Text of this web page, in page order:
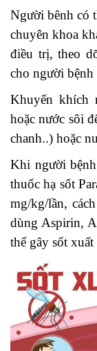
Người bênh có
chuyên khoa
điều trị, theo
cho người bệnh
Khuyến khích
hoặc nước sôi
chanh..) hoặc
Khi người
thuốc hạ sốt
mg/kg/lần,
dùng Aspirin,
thể gây sốt